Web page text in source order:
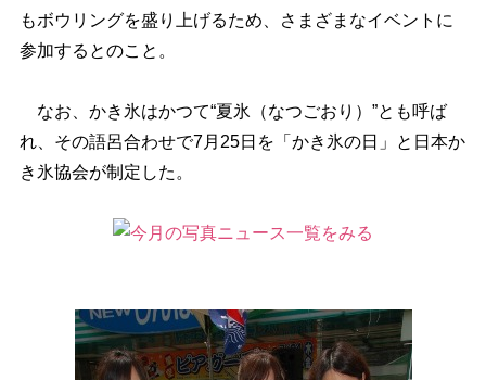
もボウリングを盛り上げるため、さまざまなイベントに
参加するとのこと。
なお、かき氷はかつて“夏氷（なつごおり）”とも呼ば
れ、その語呂合わせで7月25日を「かき氷の日」と日本か
き氷協会が制定した。